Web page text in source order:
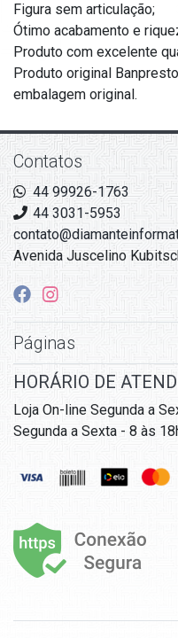
Figura sem articulação;
Ótimo acabamento e
Produto com excelente
Produto original
embalagem original.
Contatos
44 99926-1763
44 3031-5953
Avenida Juscelino
Páginas
HORÁRIO DE
Loja On-line Segunda a
Segunda a Sexta - 8 às